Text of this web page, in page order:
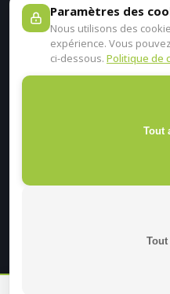
Paramètres des
Nous utilisons des
expérience. Vous
ci-dessous. Politique de
Tout